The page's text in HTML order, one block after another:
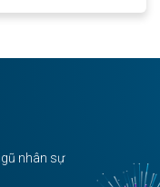
nhân sự